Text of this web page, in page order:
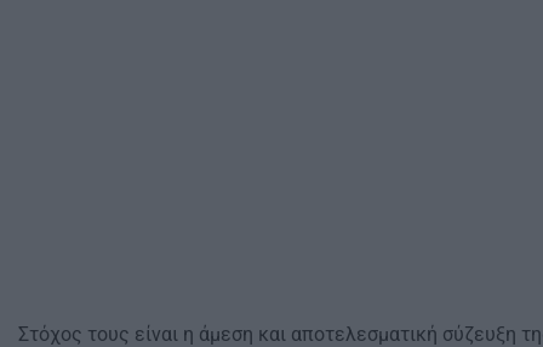
Στόχος τους είναι η άμεση και αποτελεσματική σύζευξη